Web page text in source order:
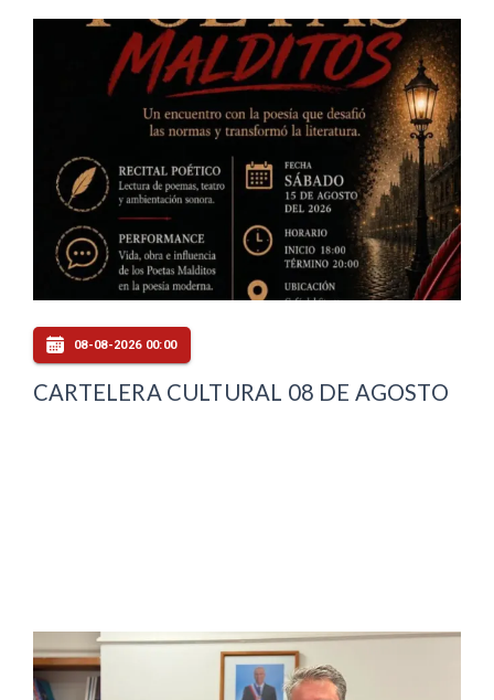
08-08-2026 00:00
CARTELERA CULTURAL 08 DE AGOSTO